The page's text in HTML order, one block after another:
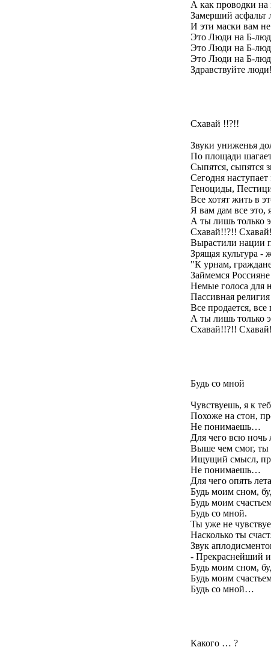
А как проводки
Замерший асфальт
И эти маски вам не
Это Люди на Б-
Это Люди на Б-
Это Люди на Б-
Здравствуйте
Схавай !!?!!
Звуки униженья
По площади
Сыпятся, сыпятся
Сегодня
Геноциды,
Все хотят жить в
Я вам дам все это,
А ты лишь только
Схавай!!?!!
Вырастили нации
Зрящая культура -
"К урнам,
Займемся
Немые голоса для
Пассивная религия
Все продается, все
А ты лишь только
Схавай!!?!!
Будь со мной
Чувствуешь, я к
Похоже на стон,
Не понимаешь…
Для чего всю ночь
Выше чем смог, ты
Ищущий смысл,
Не понимаешь…
Для чего опять
Будь моим сном,
Будь моим
Будь со мной.
Ты уже не
Насколько ты
Звук
- Прекраснейший
Будь моим сном,
Будь моим
Будь со мной…
Какого … ?